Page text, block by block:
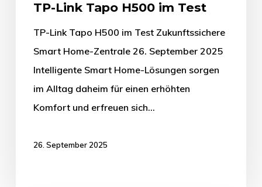
TP-Link Tapo H500 im Test
TP-Link Tapo H500 im Test Zukunftssichere
Smart Home-Zentrale 26. September 2025
Intelligente Smart Home-Lösungen sorgen
im Alltag daheim für einen erhöhten
Komfort und erfreuen sich…
26. September 2025